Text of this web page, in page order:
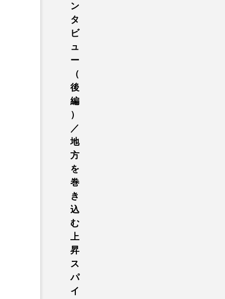
ン
タ
ビ
ュ
ー
（
後
編
）
／
地
方
を
巻
き
込
む
上
昇
ス
パ
イ